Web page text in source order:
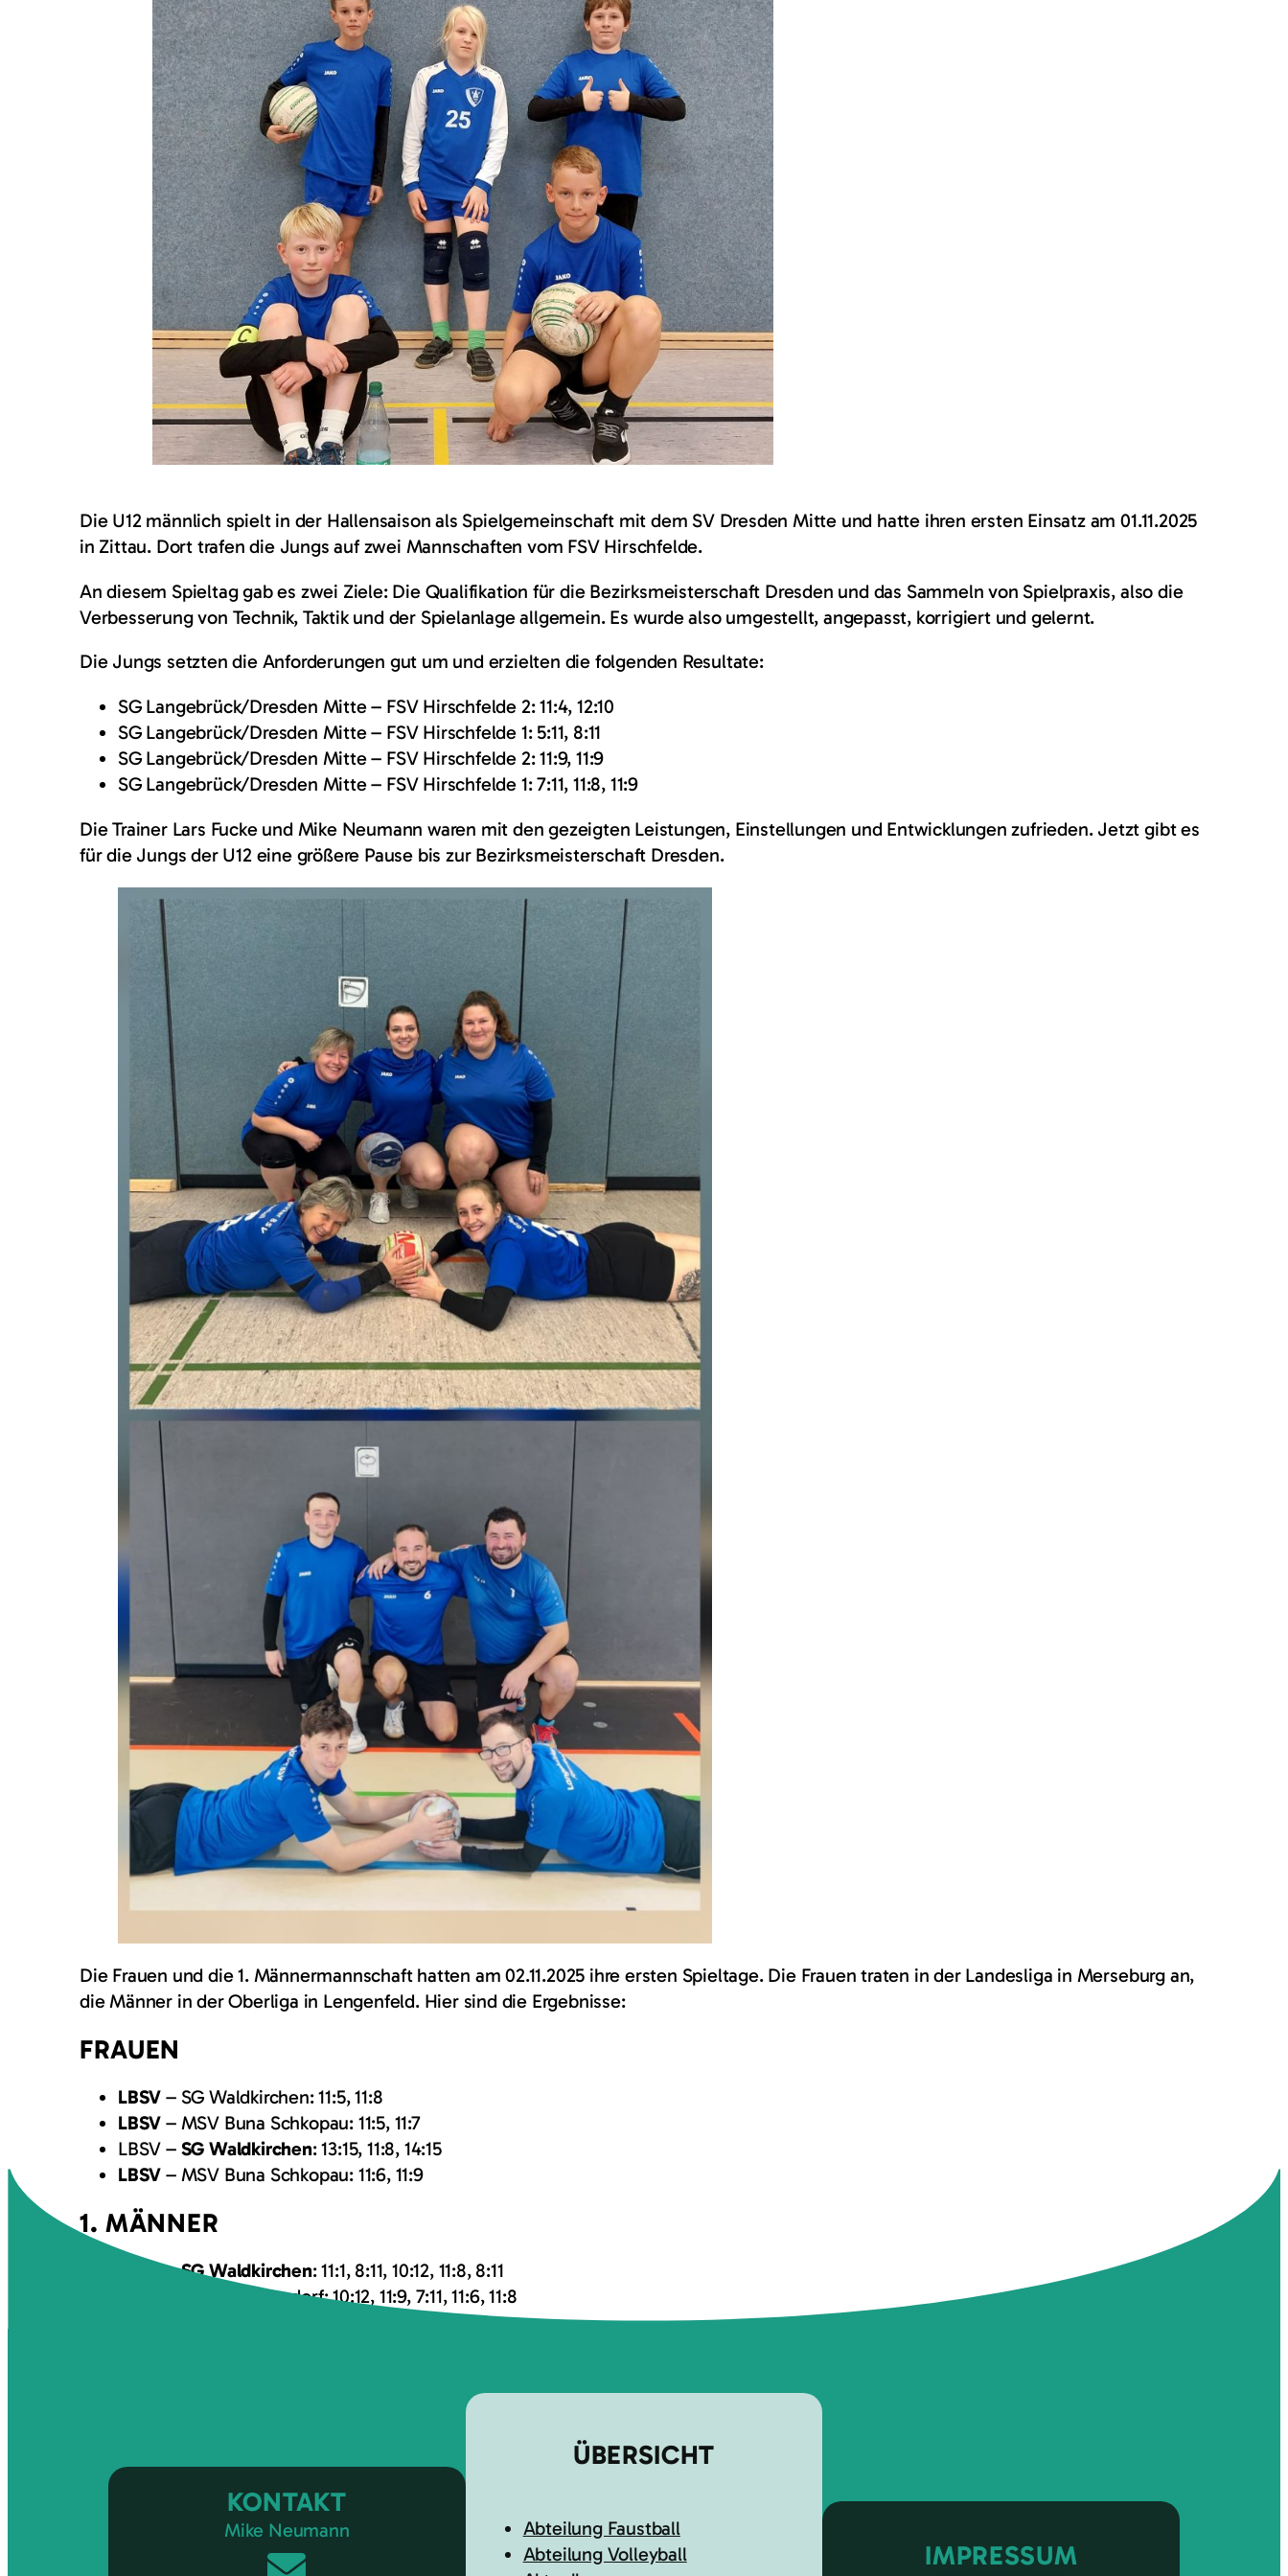
Die U12 männlich spielt in der Hallensaison als Spielgemeinschaft mit dem SV Dresden Mitte und hatte ihren ersten Einsatz am 01.11.2025
in Zittau. Dort trafen die Jungs auf zwei Mannschaften vom FSV Hirschfelde.
An diesem Spieltag gab es zwei Ziele: Die Qualifikation für die Bezirksmeisterschaft Dresden und das Sammeln von Spielpraxis, also die
Verbesserung von Technik, Taktik und der Spielanlage allgemein. Es wurde also umgestellt, angepasst, korrigiert und gelernt.
Die Jungs setzten die Anforderungen gut um und erzielten die folgenden Resultate:
SG Langebrück/Dresden Mitte – FSV Hirschfelde 2: 11:4, 12:10
SG Langebrück/Dresden Mitte – FSV Hirschfelde 1: 5:11, 8:11
SG Langebrück/Dresden Mitte – FSV Hirschfelde 2: 11:9, 11:9
SG Langebrück/Dresden Mitte – FSV Hirschfelde 1: 7:11, 11:8, 11:9
Die Trainer Lars Fucke und Mike Neumann waren mit den gezeigten Leistungen, Einstellungen und Entwicklungen zufrieden. Jetzt gibt es
für die Jungs der U12 eine größere Pause bis zur Bezirksmeisterschaft Dresden.
Die Frauen und die 1. Männermannschaft hatten am 02.11.2025 ihre ersten Spieltage. Die Frauen traten in der Landesliga in Merseburg an,
die Männer in der Oberliga in Lengenfeld. Hier sind die Ergebnisse:
FRAUEN
LBSV – SG Waldkirchen: 11:5, 11:8
LBSV – MSV Buna Schkopau: 11:5, 11:7
LBSV – SG Waldkirchen: 13:15, 11:8, 14:15
LBSV – MSV Buna Schkopau: 11:6, 11:9
1. MÄNNER
LBSV –SG Waldkirchen: 11:1, 8:11, 10:12, 11:8, 8:11
– SSV BW Gersdorf: 10:12, 11:9, 7:11, 11:6, 11:8
KONTAKT
Mike Neumann
ÜBERSICHT
Abteilung Faustball
Abteilung Volleyball
IMPRESSUM